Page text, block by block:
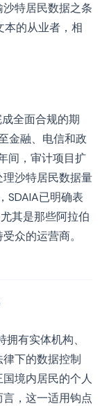
特居民数据之条
本的从业者，相
全面合规的期
金融、电信和政
间，审计项目扩
沙特居民数据量
SDAIA已明确表
其是那些阿拉伯
众的运营商。
有实体机构、
下的数据控制
境内居民的个人
，这一适用钩点